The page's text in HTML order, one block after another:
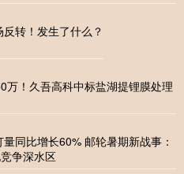
转！发生了什么？
万！久吾高科中标盐湖提锂膜处理
同比增长60% 邮轮暑期新战事：
争深水区